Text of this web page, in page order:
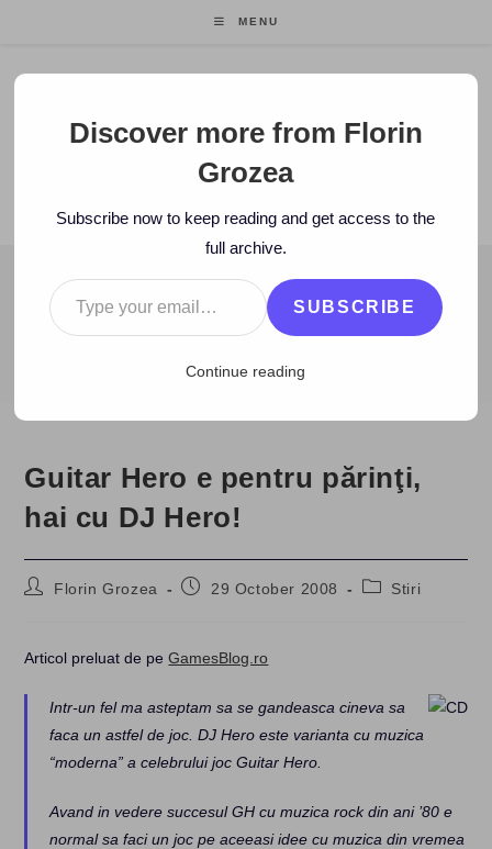
MENU
Florin Grozea
ENTREPRENEUR. FOUNDER/CEO MOCAPP.
BLOG
2008 > October > 29 > Stiri Guitar Hero e pentru părinţi, hai
Guitar Hero e pentru părinţi,
hai cu DJ Hero!
PostFlorin Grozea
Post29 October 2008
PostStiri
Articol preluat de peGamesBlog.ro
Intr-un fel ma asteptam sa se gandeasca cineva sa
faca un astfel de joc. DJ Hero este varianta cu muzica
“moderna” a celebrului joc Guitar Hero.
Avand in vedere succesul GH cu muzica rock din ani ’80 e
normal sa faci un joc pe aceeasi idee cu muzica din vremea
Discover more from Florin
Grozea
Subscribe now to keep reading and get access to the
full archive.
Type your email…
SUBSCRIBE
Continue reading